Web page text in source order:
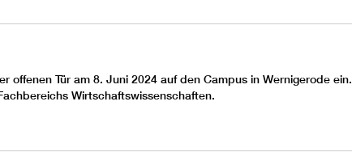
offenen Tür am 8. Juni 2024 auf den Campus in Wernigerode ein.
Wirtschaftswissenschaften.